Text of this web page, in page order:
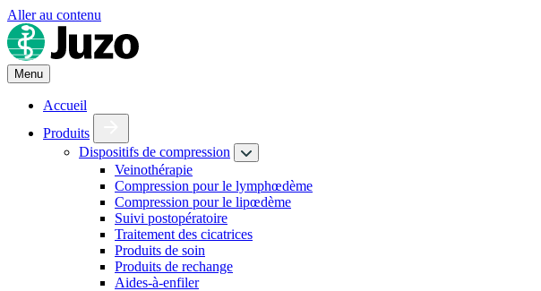
Aller au contenu
Menu
Accueil
Produits
Dispositifs de compression
Veinothérapie
Compression pour le lymphœdème
Compression pour le lipœdème
Suivi postopératoire
Traitement des cicatrices
Produits de soin
Produits de rechange
Aides-à-enfiler